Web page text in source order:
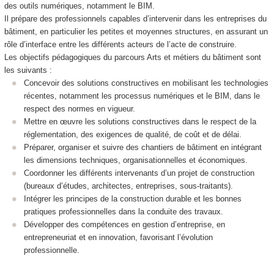
des outils numériques, notamment le BIM.
Il prépare des professionnels capables d’intervenir dans les entreprises du
bâtiment, en particulier les petites et moyennes structures, en assurant un
rôle d’interface entre les différents acteurs de l’acte de construire.
Les objectifs pédagogiques du parcours Arts et métiers du bâtiment sont
les suivants :
Concevoir des solutions constructives en mobilisant les technologies
récentes, notamment les processus numériques et le BIM, dans le
respect des normes en vigueur.
Mettre en œuvre les solutions constructives dans le respect de la
réglementation, des exigences de qualité, de coût et de délai.
Préparer, organiser et suivre des chantiers de bâtiment en intégrant
les dimensions techniques, organisationnelles et économiques.
Coordonner les différents intervenants d’un projet de construction
(bureaux d’études, architectes, entreprises, sous-traitants).
Intégrer les principes de la construction durable et les bonnes
pratiques professionnelles dans la conduite des travaux.
Développer des compétences en gestion d’entreprise, en
entrepreneuriat et en innovation, favorisant l’évolution
professionnelle.